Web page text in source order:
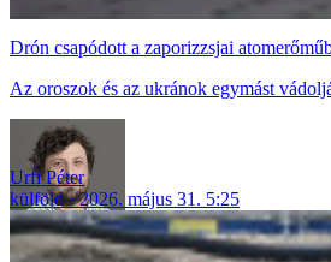
Drón csapódott a zaporizzsjai
Az oroszok és az ukránok egymást
Urfi Péter
külföld
2026. május 31. 5:25